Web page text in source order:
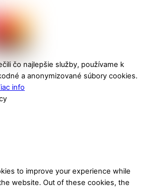
čo najlepšie služby, používame k
a anonymizované súbory cookies.
info
to improve your experience while
website. Out of these cookies, the